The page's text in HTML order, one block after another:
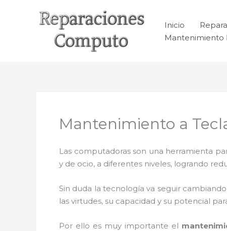
Inicio
Mantenimiento
Mantenimiento a
Las computadoras son una herramienta
y de ocio, a diferentes niveles, logrando
Sin duda la tecnología va seguir
las virtudes, su capacidad y su potencial
Por ello es muy importante el